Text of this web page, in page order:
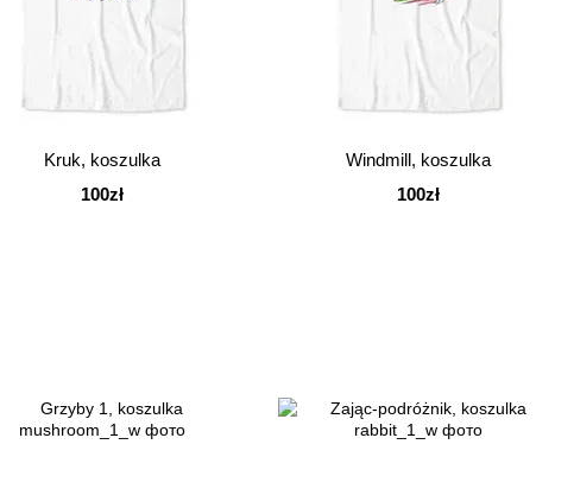
Kruk, koszulka
100zł
Windmill, koszulka
100zł